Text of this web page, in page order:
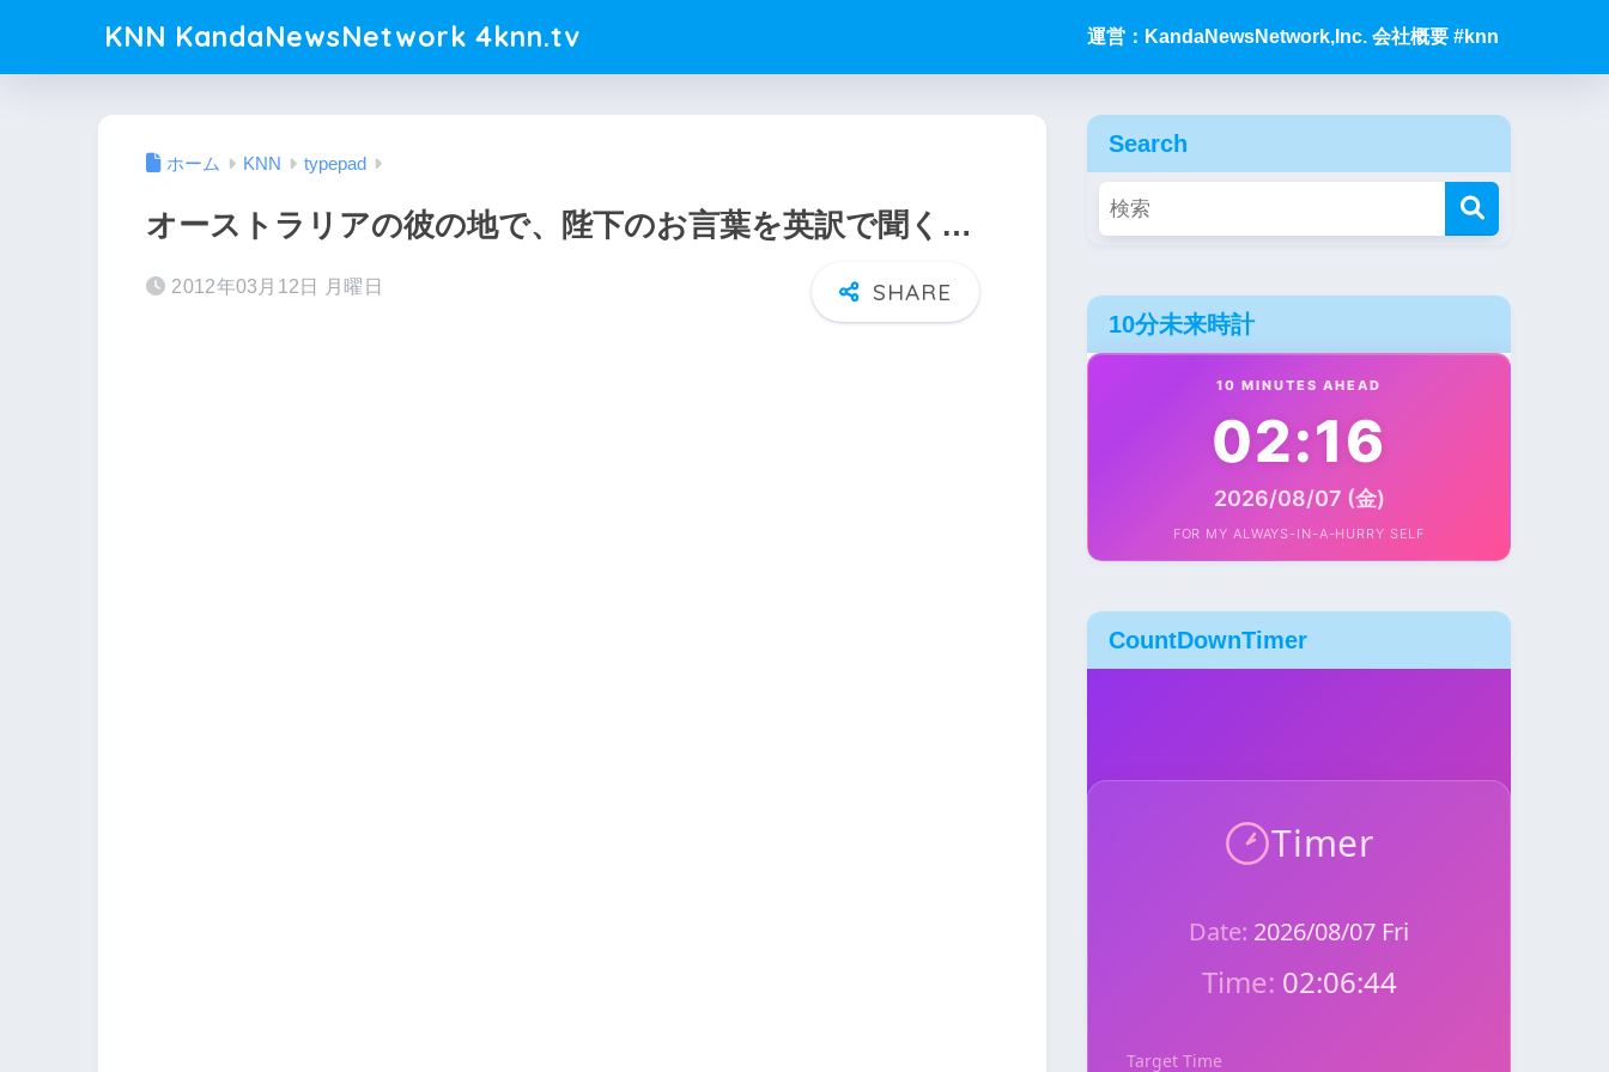
KNN KandaNewsNetwork 4knn.tv 運営：KandaNewsNetwork,Inc. 会社概要 #knn
ホーム KNN typepad
オーストラリアの彼の地で、陛下のお言葉を英訳で聞く…
2012年03月12日 月曜日
Search
10分未来時計
10 MINUTES AHEAD
02:16
2026/08/07 (金)
FOR MY ALWAYS-IN-A-HURRY SELF
CountDownTimer